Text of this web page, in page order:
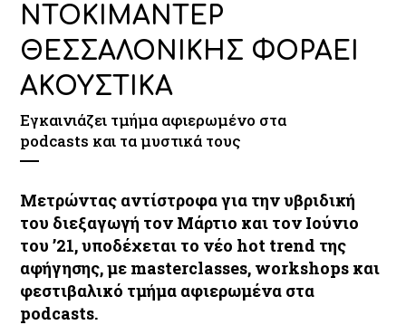
ΝΤΟΚΙΜΑΝΤΕΡ
ΘΕΣΣΑΛΟΝΙΚΗΣ ΦΟΡΑΕΙ
ΑΚΟΥΣΤΙΚΑ
Εγκαινιάζει τμήμα αφιερωμένο στα
podcasts και τα μυστικά τους
Μετρώντας αντίστροφα για την υβριδική
του διεξαγωγή τον Μάρτιο και τον Ιούνιο
του ’21, υποδέχεται το νέο hot trend της
αφήγησης, με masterclasses, workshops και
φεστιβαλικό τμήμα αφιερωμένα στα
podcasts.